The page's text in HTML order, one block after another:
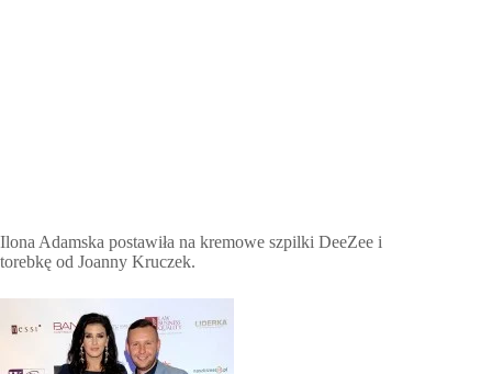
Ilona Adamska postawiła na kremowe szpilki DeeZee i
torebkę od Joanny Kruczek.